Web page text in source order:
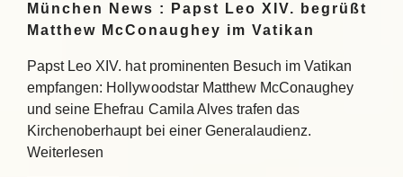
München News : Papst Leo XIV. begrüßt
Matthew McConaughey im Vatikan
Papst Leo XIV. hat prominenten Besuch im Vatikan
empfangen: Hollywoodstar Matthew McConaughey
und seine Ehefrau Camila Alves trafen das
Kirchenoberhaupt bei einer Generalaudienz.
Weiterlesen